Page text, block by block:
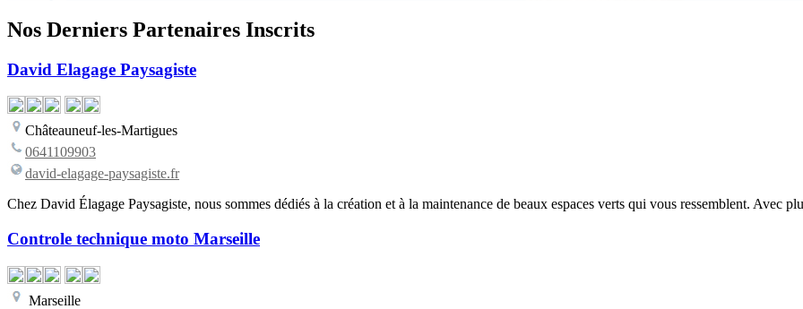
Nos Derniers Partenaires Inscrits
David Elagage Paysagiste
Châteauneuf-les-Martigues
0641109903
david-elagage-paysagiste.fr
Chez David Élagage Paysagiste, nous sommes dédiés à la création et à la maintenance de beaux espaces verts qui vous ressemblent. Avec
Controle technique moto Marseille
Marseille